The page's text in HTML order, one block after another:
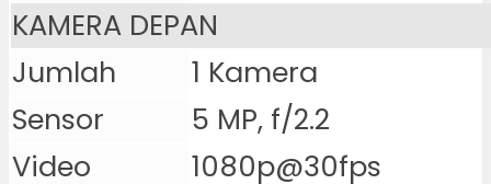
KAMERA DEPAN
Jumlah
1 Kamera
Sensor
5 MP, f/2.2
Video
1080p@30fps